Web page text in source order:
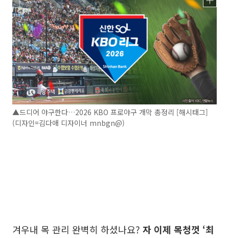
▲드디어 야구한다…2026 KBO 프로야구 개막 총정리 [해시태그]
(디자인=김다애 디자이너 mnbgn@)
겨우내 목 관리 완벽히 하셨나요? 자 이제 목청껏 ‘최